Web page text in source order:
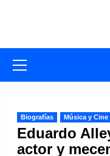
primario
Biografías Música y Cine
Eduardo
actor y